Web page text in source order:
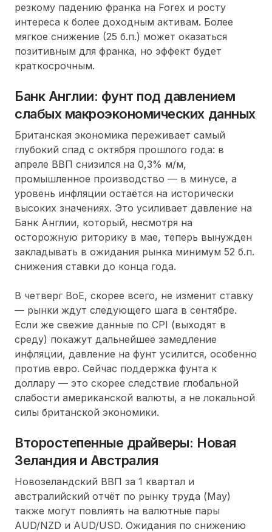
резкому падению франка на Forex и росту
интереса к более доходным активам. Более
мягкое снижение (25 б.п.) может оказаться
позитивным для франка, но эффект будет
краткосрочным.
Банк Англии: фунт под давлением
слабых макроэкономических данных
Британская экономика переживает самый
глубокий спад с октября прошлого года: в
апреле ВВП снизился на 0,3% м/м,
промышленное производство — в минусе, а
уровень инфляции остаётся на исторически
высоких значениях. Это усиливает давление на
Банк Англии, который, несмотря на
осторожную риторику в мае, теперь вынужден
закладывать в ожидания рынка минимум 52 б.п.
снижения ставки до конца года.
В четверг BoE, скорее всего, не изменит ставку
— рынки ждут следующего шага в сентябре.
Если же свежие данные по CPI (выходят в
среду) покажут дальнейшее замедление
инфляции, давление на фунт усилится, особенно
против евро. Сейчас поддержка фунта к
доллару — это скорее следствие глобальной
слабости американской валюты, а не локальной
силы британской экономики.
Второстепенные драйверы: Новая
Зеландия и Австралия
Новозеландский ВВП за 1 квартал и
австралийский отчёт по рынку труда (May)
также могут повлиять на валютные пары
AUD/NZD и AUD/USD. Ожидания по снижению